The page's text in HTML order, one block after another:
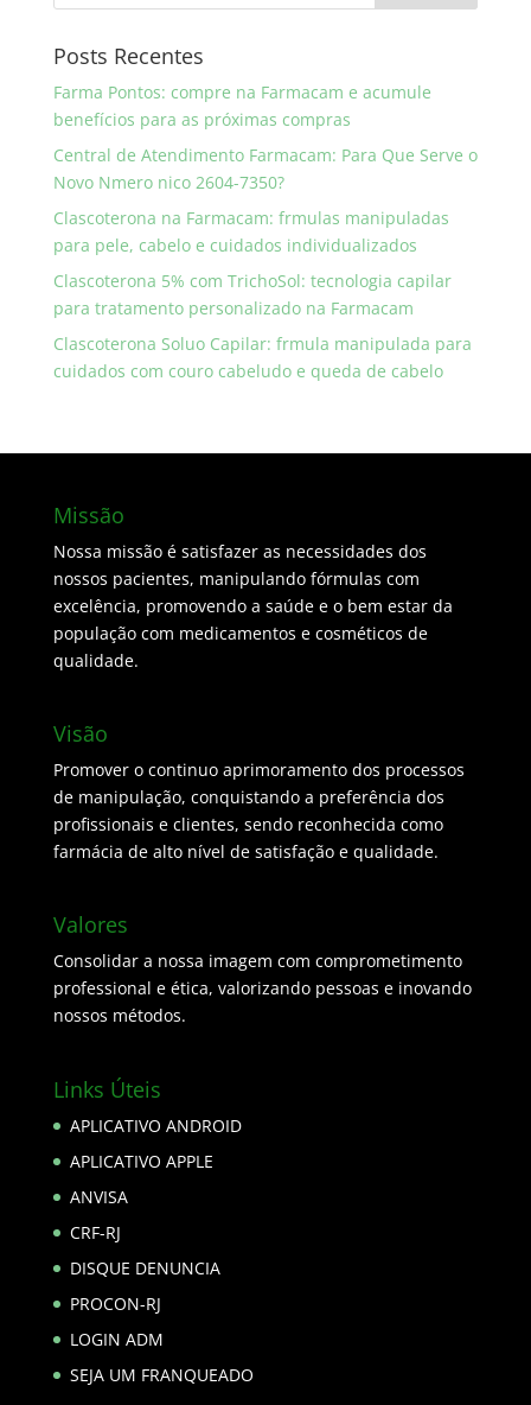
Posts Recentes
Farma Pontos: compre na Farmacam e acumule
benefícios para as próximas compras
Central de Atendimento Farmacam: Para Que Serve o
Novo Nmero nico 2604-7350?
Clascoterona na Farmacam: frmulas manipuladas
para pele, cabelo e cuidados individualizados
Clascoterona 5% com TrichoSol: tecnologia capilar
para tratamento personalizado na Farmacam
Clascoterona Soluo Capilar: frmula manipulada para
cuidados com couro cabeludo e queda de cabelo
Missão
Nossa missão é satisfazer as necessidades dos
nossos pacientes, manipulando fórmulas com
excelência, promovendo a saúde e o bem estar da
população com medicamentos e cosméticos de
qualidade.
Visão
Promover o continuo aprimoramento dos processos
de manipulação, conquistando a preferência dos
profissionais e clientes, sendo reconhecida como
farmácia de alto nível de satisfação e qualidade.
Valores
Consolidar a nossa imagem com comprometimento
professional e ética, valorizando pessoas e inovando
nossos métodos.
Links Úteis
APLICATIVO ANDROID
APLICATIVO APPLE
ANVISA
CRF-RJ
DISQUE DENUNCIA
PROCON-RJ
LOGIN ADM
SEJA UM FRANQUEADO